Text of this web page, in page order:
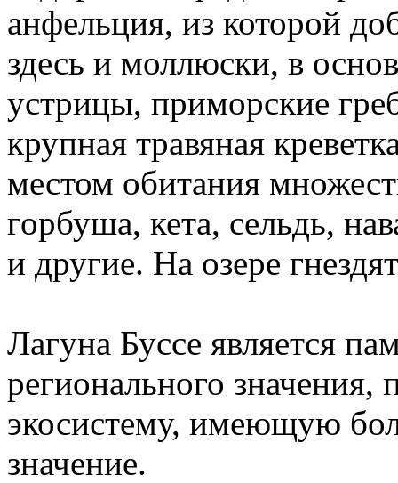
анфельция, из которой
здесь и моллюски, в
устрицы, приморские
крупная травяная
местом обитания
горбуша, кета, сельдь,
и другие. На озере
Лагуна Буссе является
регионального значения,
экосистему, имеющую
значение.